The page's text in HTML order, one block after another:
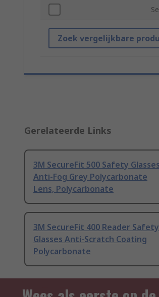
Zoek vergelijkbare
Gerelateerde Links
3M SecureFit 500 Safety Glasses
Anti-Fog Grey Polycarbonate
Lens, Polycarbonate
3M SecureFit 400 Reader Safety
Glasses Anti-Scratch Coating
Polycarbonate